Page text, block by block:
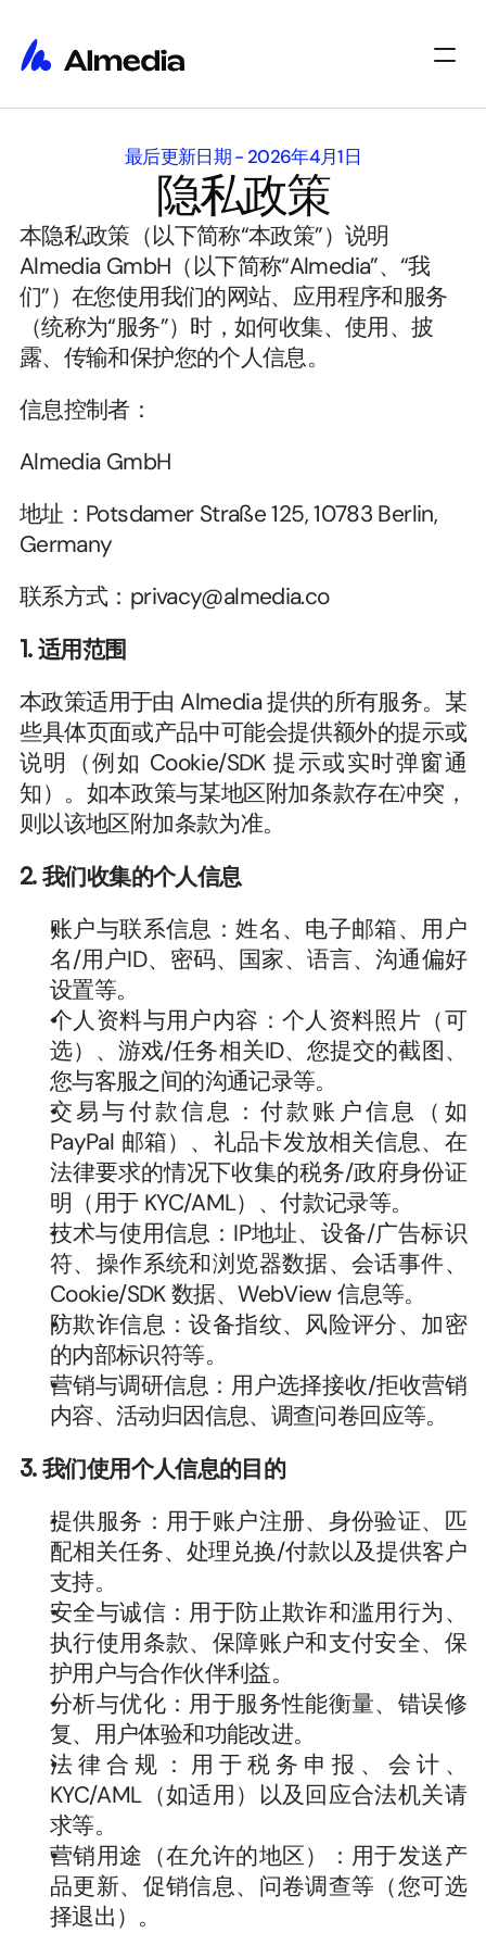
主页
主页
洞察
关于
职位
职位
开始使用
Select Language
最后更新日期 - 2026年4月1日
隐私政策
本隐私政策（以下简称“本政策”）说明
Almedia GmbH（以下简称“Almedia”、“我
们”）在您使用我们的网站、应用程序和服务
（统称为“服务”）时，如何收集、使用、披
露、传输和保护您的个人信息。
信息控制者：
Almedia GmbH
地址：Potsdamer Straße 125, 10783 Berlin,
Germany
联系方式：privacy@almedia.co
1. 适用范围
本政策适用于由 Almedia 提供的所有服务。某
些具体页面或产品中可能会提供额外的提示或
说明（例如 Cookie/SDK 提示或实时弹窗通
知）。如本政策与某地区附加条款存在冲突，
则以该地区附加条款为准。
2. 我们收集的个人信息
账户与联系信息：姓名、电子邮箱、用户
名/用户ID、密码、国家、语言、沟通偏好
设置等。
个人资料与用户内容：个人资料照片（可
选）、游戏/任务相关ID、您提交的截图、
您与客服之间的沟通记录等。
交易与付款信息：付款账户信息（如
PayPal 邮箱）、礼品卡发放相关信息、在
法律要求的情况下收集的税务/政府身份证
明（用于 KYC/AML）、付款记录等。
技术与使用信息：IP地址、设备/广告标识
符、操作系统和浏览器数据、会话事件、
Cookie/SDK 数据、WebView 信息等。
防欺诈信息：设备指纹、风险评分、加密
的内部标识符等。
营销与调研信息：用户选择接收/拒收营销
内容、活动归因信息、调查问卷回应等。
3. 我们使用个人信息的目的
提供服务：用于账户注册、身份验证、匹
配相关任务、处理兑换/付款以及提供客户
支持。
安全与诚信：用于防止欺诈和滥用行为、
执行使用条款、保障账户和支付安全、保
护用户与合作伙伴利益。
分析与优化：用于服务性能衡量、错误修
复、用户体验和功能改进。
法律合规：用于税务申报、会计、
KYC/AML（如适用）以及回应合法机关请
求等。
营销用途（在允许的地区）：用于发送产
品更新、促销信息、问卷调查等（您可选
择退出）。